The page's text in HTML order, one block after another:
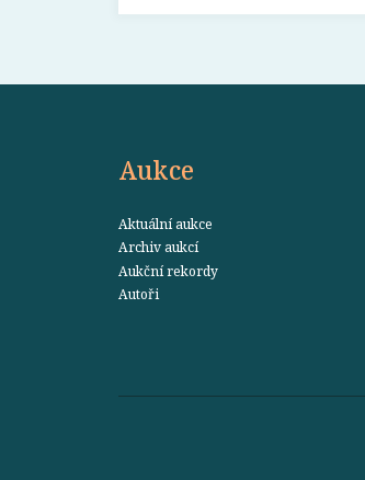
Aukce
Aktuální aukce
Archiv aukcí
Aukční rekordy
Autoři